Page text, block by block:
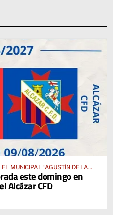
MUNICIPAL “AGUSTÍN DE LA
este domingo en
Alcázar CFD